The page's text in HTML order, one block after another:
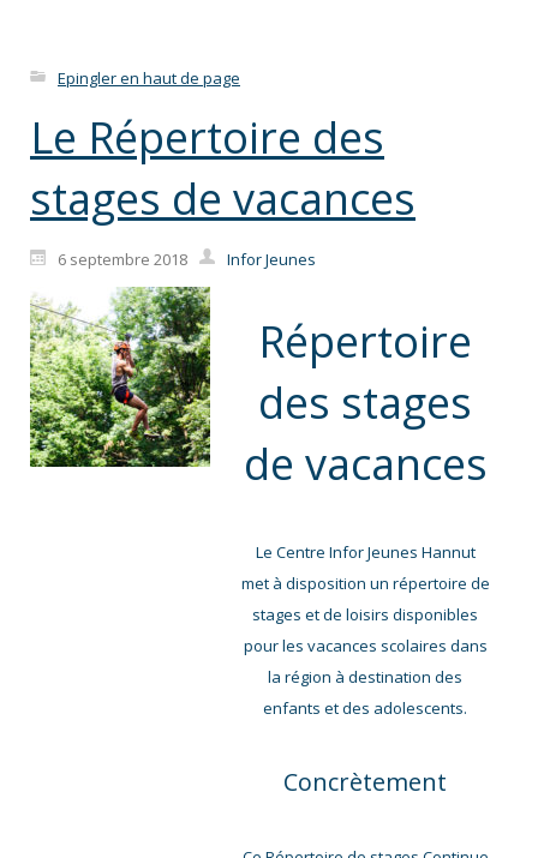
Epingler en haut de page
Le Répertoire des
stages de vacances
6 septembre 2018 Infor Jeunes
Répertoire
des stages
de vacances
Le Centre Infor Jeunes Hannut
met à disposition un répertoire de
stages et de loisirs disponibles
pour les vacances scolaires dans
la région à destination des
enfants et des adolescents.
Concrètement